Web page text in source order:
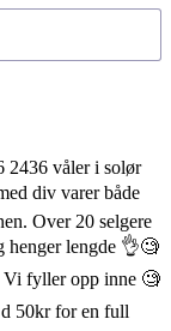
2436 våler i solør
div varer både
Over 20 selgere
henger lengde 👌🧐
Vi fyller opp inne 🧐
50kr for en full